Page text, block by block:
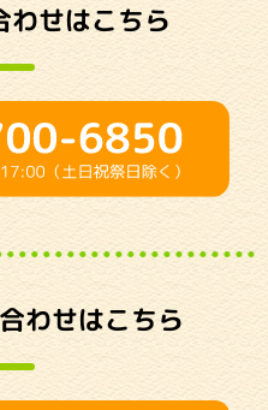
わせはこちら
わせはこちら